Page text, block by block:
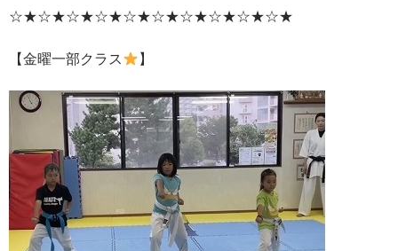
☆★☆★☆★☆★☆★☆★☆★☆★☆★☆★
【金曜一部クラス 】